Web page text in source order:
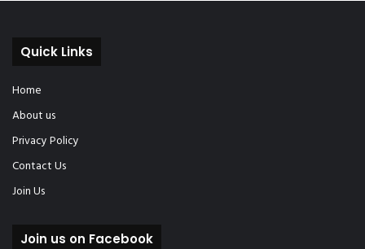
Quick Links
Home
About us
Privacy Policy
Contact Us
Join Us
Join us on Facebook